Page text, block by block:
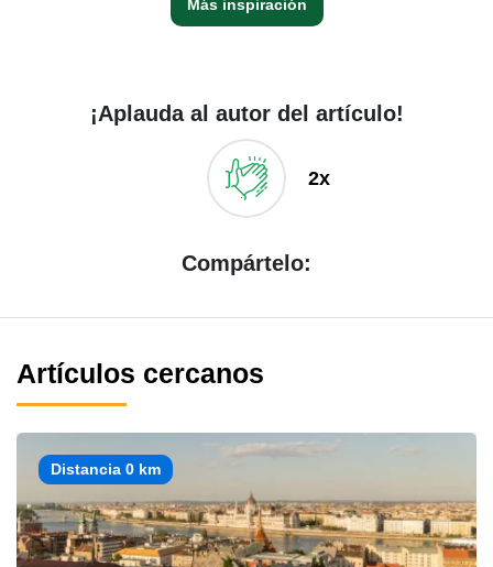
Más inspiración
¡Aplauda al autor del artículo!
2x
Compártelo:
Artículos cercanos
Distancia 0 km